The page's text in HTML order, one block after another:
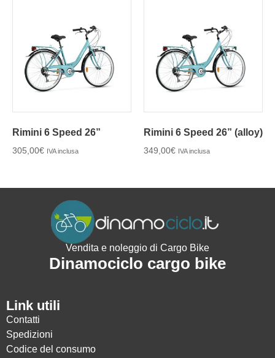
Rimini 6 Speed 26”
305,00€ IVA inclusa
Rimini 6 Speed 26” (alloy)
349,00€ IVA inclusa
Vendita e noleggio di Cargo Bike
Dinamociclo cargo bike
Link utili
Contatti
Spedizioni
Codice del consumo